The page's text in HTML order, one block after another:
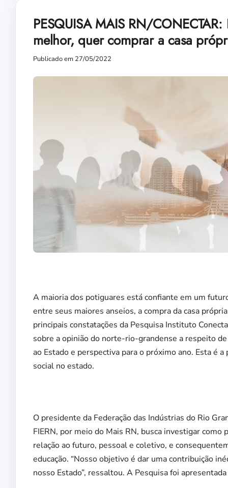
PESQUISA MAIS RN/
melhor, quer comprar a casa
Publicado em 27/05/2022
A maioria dos potiguares está confiante em um
entre seus maiores anseios, a compra da casa
principais constatações da Pesquisa Instituto
sobre a opinião do norte-rio-grandense a respeito
ao Estado e perspectiva para o próximo ano. Esta é
social no estado.
O presidente da Federação das Indústrias do Rio
FIERN, por meio do Mais RN, busca investigar
relação ao futuro, pessoal e coletivo, e
educação. “Nosso objetivo é dar uma contribuição
nosso Estado”, ressaltou. A Pesquisa foi